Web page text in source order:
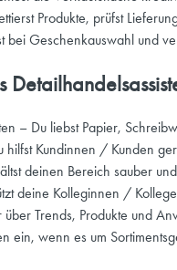
Produkte, prüfst
Geschenkauswahl und
– Du liebst Papier,
Kundinnen / Kunden
deinen Bereich sauber
deine Kolleginnen /
Trends, Produkte und
ein, wenn es um